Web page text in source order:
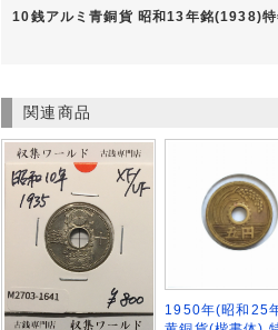
10銭アルミ青銅貨 昭和13年銘(1938)
関連商品
1950年(昭和25